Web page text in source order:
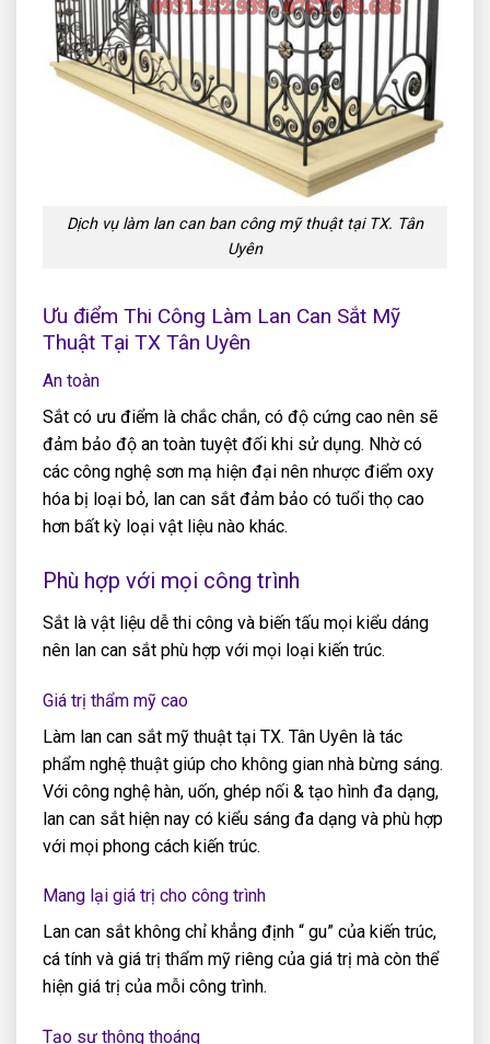
Dịch vụ làm lan can ban công mỹ thuật tại TX. Tân
Uyên
Ưu điểm Thi Công Làm Lan Can Sắt Mỹ
Thuật Tại TX Tân Uyên
An toàn
Sắt có ưu điểm là chắc chắn, có độ cứng cao nên sẽ
đảm bảo độ an toàn tuyệt đối khi sử dụng. Nhờ có
các công nghệ sơn mạ hiện đại nên nhược điểm oxy
hóa bị loại bỏ, lan can sắt đảm bảo có tuổi thọ cao
hơn bất kỳ loại vật liệu nào khác.
Phù hợp với mọi công trình
Sắt là vật liệu dễ thi công và biến tấu mọi kiểu dáng
nên lan can sắt phù hợp với mọi loại kiến trúc.
Giá trị thẩm mỹ cao
Làm lan can sắt mỹ thuật tại TX. Tân Uyên là tác
phẩm nghệ thuật giúp cho không gian nhà bừng sáng.
Với công nghệ hàn, uốn, ghép nối & tạo hình đa dạng,
lan can sắt hiện nay có kiểu sáng đa dạng và phù hợp
với mọi phong cách kiến trúc.
Mang lại giá trị cho công trình
Lan can sắt không chỉ khẳng định “ gu” của kiến trúc,
cá tính và giá trị thẩm mỹ riêng của giá trị mà còn thể
hiện giá trị của mỗi công trình.
Tạo sự thông thoáng